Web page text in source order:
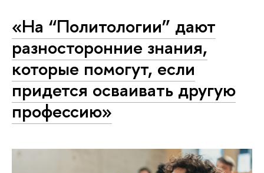
«На “Политологии” дают
разносторонние знания,
которые помогут, если
придется осваивать другую
профессию»